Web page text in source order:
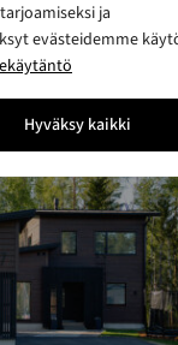
ja
evästeidemme
Hyväksy kaikki